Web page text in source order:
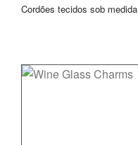
Cordões tecidos sob medida